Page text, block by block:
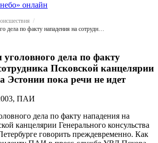
онлайн
О возбуждении уголовного дела по факту нападения на сотрудника Псковской канцелярии Генконсульства Эстонии пока речи не идет
дела по факту
Псковской канцелярии
Эстонии пока речи не идет
ПАИ
дела по факту нападения на
канцелярии Генерального консульства
говорить преждевременно. Как